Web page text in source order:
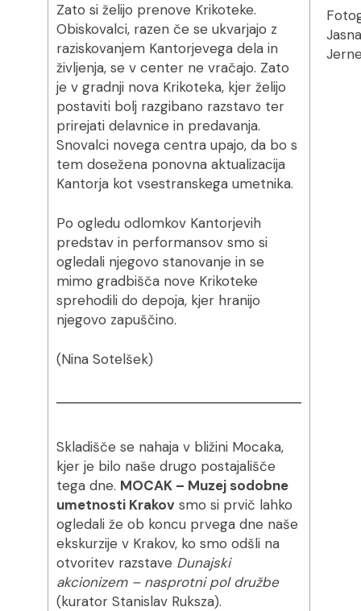
Zato si želijo prenove Krikoteke.
Obiskovalci, razen če se ukvarjajo z
raziskovanjem Kantorjevega dela in
življenja, se v center ne vračajo. Zato
je v gradnji nova Krikoteka, kjer želijo
postaviti bolj razgibano razstavo ter
prirejati delavnice in predavanja.
Snovalci novega centra upajo, da bo s
tem dosežena ponovna aktualizacija
Kantorja kot vsestranskega umetnika.
Po ogledu odlomkov Kantorjevih
predstav in performansov smo si
ogledali njegovo stanovanje in se
mimo gradbišča nove Krikoteke
sprehodili do depoja, kjer hranijo
njegovo zapuščino.
(Nina Sotelšek)
Skladišče se nahaja v bližini Mocaka,
kjer je bilo naše drugo postajališče
tega dne. MOCAK – Muzej sodobne
umetnosti Krakovsmo si prvič lahko
ogledali že ob koncu prvega dne naše
ekskurzije v Krakov, ko smo odšli na
otvoritev razstave Dunajski
akcionizem – nasprotni pol družbe
(kurator Stanislav Ruksza).
Jasna